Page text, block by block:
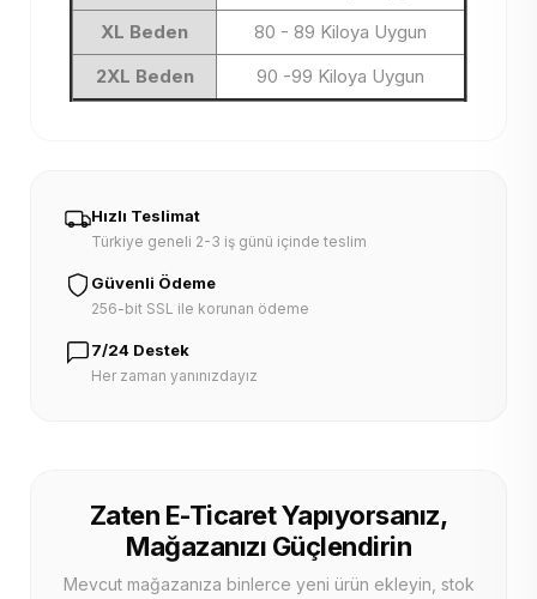
XL Beden
80 - 89 Kiloya Uygun
2XL Beden
90 -99 Kiloya Uygun
Hızlı Teslimat
Türkiye geneli 2-3 iş günü içinde teslim
Güvenli Ödeme
256-bit SSL ile korunan ödeme
7/24 Destek
Her zaman yanınızdayız
Zaten E-Ticaret Yapıyorsanız,
Mağazanızı Güçlendirin
Mevcut mağazanıza binlerce yeni ürün ekleyin, stok